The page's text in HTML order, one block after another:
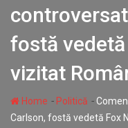
fostă vedetă
vizitat
Home - Politică -
Carlson, fostă vedetă Fox